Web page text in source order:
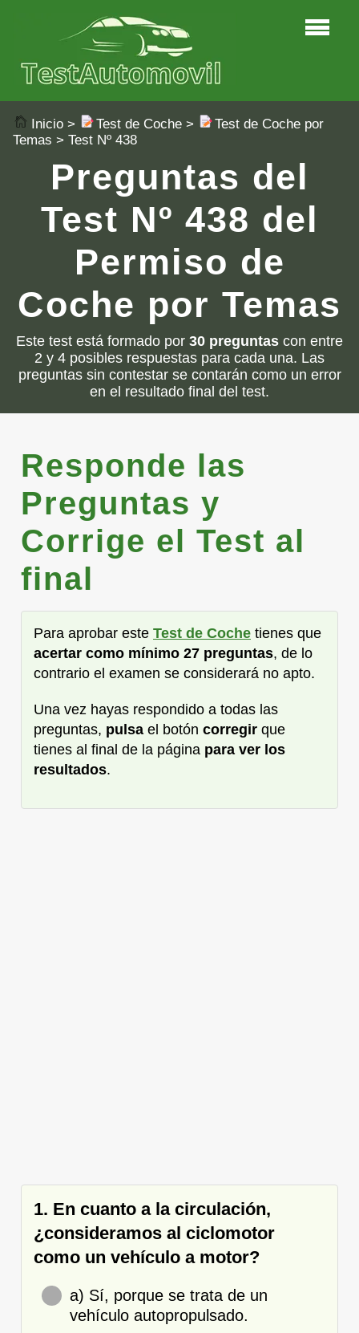
Inicio > Test de Coche >
Test de Coche por
Temas > Test Nº 438
Preguntas del
Test Nº 438 del
Permiso de
Coche por Temas
Este test está formado por 30 preguntas con entre
2 y 4 posibles respuestas para cada una. Las
preguntas sin contestar se contarán como un error
en el resultado final del test.
Responde las
Preguntas y
Corrige el Test al
final
Para aprobar este Test de Coche tienes que
acertar como mínimo 27 preguntas, de lo
contrario el examen se considerará no apto.
Una vez hayas respondido a todas las
preguntas, pulsa el botón corregir que
tienes al final de la página para ver los
resultados.
1. En cuanto a la circulación,
¿consideramos al ciclomotor
como un vehículo a motor?
a) Sí, porque se trata de un
vehículo autopropulsado.